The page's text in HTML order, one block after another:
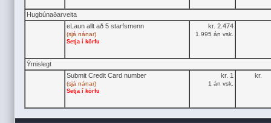
Hugbúnaðarveita
eLaun allt að 5 starfsmenn
(sjá nánar)
Setja í körfu
kr. 2.474
1.995 án vsk.
Ýmislegt
Submit Credit Card number
(sjá nánar)
Setja í körfu
kr. 1
1 án vsk.
kr.